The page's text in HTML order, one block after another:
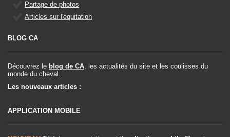
Partage de photos
Articles sur l'équitation
BLOG CA
Découvrez le blog de CA, les actualités du site et les coulisses du
monde du cheval.
Les nouveaux articles :
APPLICATION MOBILE